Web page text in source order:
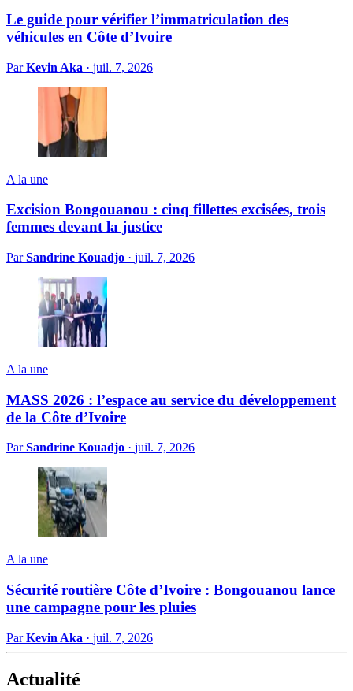
Le guide pour vérifier l’immatriculation des
véhicules en Côte d’Ivoire
ParKevin Aka · juil. 7, 2026
A la une
Excision Bongouanou : cinq fillettes excisées, trois
femmes devant la justice
ParSandrine Kouadjo · juil. 7, 2026
A la une
MASS 2026 : l’espace au service du développement
de la Côte d’Ivoire
ParSandrine Kouadjo · juil. 7, 2026
A la une
Sécurité routière Côte d’Ivoire : Bongouanou lance
une campagne pour les pluies
ParKevin Aka · juil. 7, 2026
Actualité